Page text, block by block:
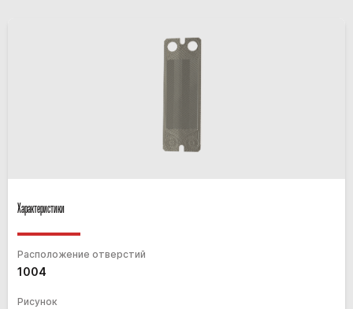
Характеристики
Расположение отверстий
1004
Рисунок